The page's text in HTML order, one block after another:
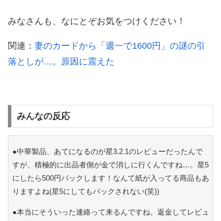
みなさんも、なにとぞお気をつけください！
関連： 妻のカードから「週一で1600円」の謎の引
落としが…。原因に震えた
みんなの反応
●中華製品、あてになるのが星3.2.1のレビューだったんで
すが、積極的に出品者側が金で消しに行くんですね…。星5
にしたら500円バックします！なんて紙が入ってる商品もあ
りますよね(星5にしてもバックされない(笑))
●本当にそういった連絡って来るんですね。返金してレビュ